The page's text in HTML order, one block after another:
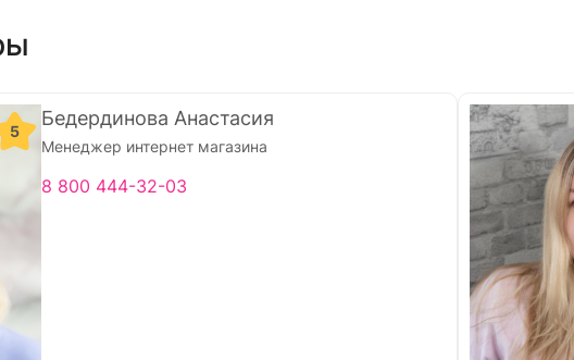
5
Бедердинова Анастасия
Менеджер интернет магазина
8 800 444-32-03